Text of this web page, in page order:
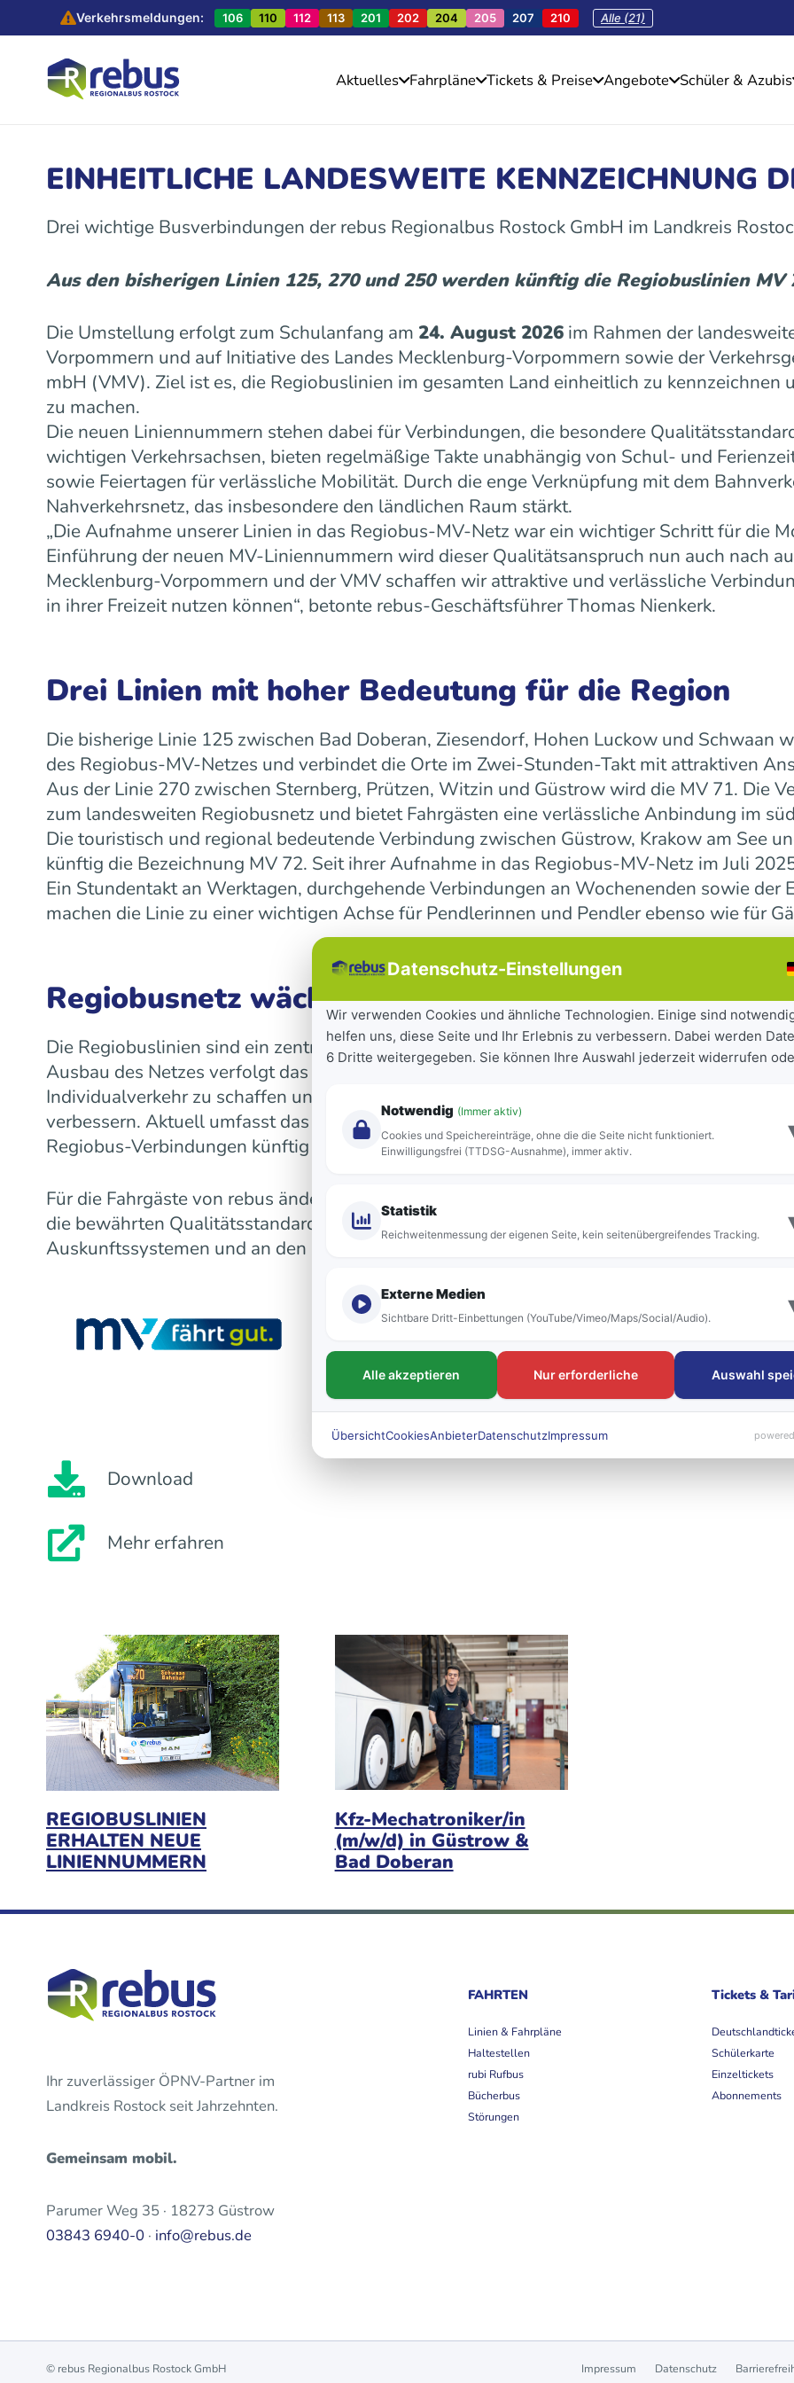
Verkehrsmeldungen: 106 110 112 113 201 202 204 205 207 210 Alle (21)
Aktuelles Fahrpläne Tickets & Preise Angebote Schüler & Azubis
EINHEITLICHE LANDESWEITE KENNZEICHNUNG
Drei wichtige Busverbindungen der rebus Regionalbus Rostock GmbH im Landkreis
Aus den bisherigen Linien 125, 270 und 250 werden künftig die Regiobuslinien MV
Die Umstellung erfolgt zum Schulanfang am 24. August 2026 im Rahmen der
Vorpommern und auf Initiative des Landes Mecklenburg-Vorpommern sowie der
mbH (VMV). Ziel ist es, die Regiobuslinien im gesamten Land einheitlich zu kennzeichnen
zu machen.
Die neuen Liniennummern stehen dabei für Verbindungen, die besondere
wichtigen Verkehrsachsen, bieten regelmäßige Takte unabhängig von Schul- und
sowie Feiertagen für verlässliche Mobilität. Durch die enge Verknüpfung mit dem
Nahverkehrsnetz, das insbesondere den ländlichen Raum stärkt.
„Die Aufnahme unserer Linien in das Regiobus-MV-Netz war ein wichtiger Schritt für die
Einführung der neuen MV-Liniennummern wird dieser Qualitätsanspruch nun auch nach
Mecklenburg-Vorpommern und der VMV schaffen wir attraktive und verlässliche
in ihrer Freizeit nutzen können“, betonte rebus-Geschäftsführer Thomas Nienkerk.
Drei Linien mit hoher Bedeutung für die Region
Die bisherige Linie 125 zwischen Bad Doberan, Ziesendorf, Hohen Luckow und Schwaan
des Regiobus-MV-Netzes und verbindet die Orte im Zwei-Stunden-Takt mit attraktiven
Aus der Linie 270 zwischen Sternberg, Prützen, Witzin und Güstrow wird die MV 71. Die
zum landesweiten Regiobusnetz und bietet Fahrgästen eine verlässliche Anbindung im
Die touristisch und regional bedeutende Verbindung zwischen Güstrow, Krakow am See
künftig die Bezeichnung MV 72. Seit ihrer Aufnahme in das Regiobus-MV-Netz im Juli
Ein Stundentakt an Werktagen, durchgehende Verbindungen an Wochenenden sowie der
machen die Linie zu einer wichtigen Achse für Pendlerinnen und Pendler ebenso wie für
Regiobusnetz wächst landesweit weiter
Die Regiobuslinien sind ein zentraler Bestandteil der seit 2023 laufenden
Ausbau des Netzes verfolgt das Land das Ziel, Städte und Gemeinden besser
Individualverkehr zu schaffen und die Mobilität für Bürgerinnen und Bürger sowie
verbessern. Aktuell umfasst das landesweite Netz 16 Regiobuslinien. Die neuen MV-
Regiobus-Verbindungen künftig auf einen Blick zu erkennen.
Für die Fahrgäste von rebus ändert sich mit der Umstellung vor allem die Bezeichnung
die bewährten Qualitätsstandards bleiben bestehen. Die neuen Liniennummern werden
Auskunftssystemen und an den Fahrzeugen sichtbar sein.
Download
Mehr erfahren
REGIOBUSLINIEN
ERHALTEN NEUE
LINIENNUMMERN
Kfz-Mechatroniker/in
(m/w/d) in Güstrow &
Bad Doberan
Ihr zuverlässiger ÖPNV-Partner im
Landkreis Rostock seit Jahrzehnten.
Gemeinsam mobil.
Parumer Weg 35 · 18273 Güstrow
03843 6940-0 · info@rebus.de
FAHRTEN
Linien & Fahrpläne
Haltestellen
rubi Rufbus
Bücherbus
Störungen
Tickets &
Schülerkarte
Einzeltickets
Abonnements
© rebus Regionalbus Rostock GmbH Impressum Datenschutz
Datenschutz-Einstellungen
Wir verwenden Cookies und ähnliche Technologien. Einige sind
helfen uns, diese Seite und Ihr Erlebnis zu verbessern. Dabei werden
6 Dritte weitergegeben. Sie können Ihre Auswahl jederzeit widerrufen
Notwendig (Immer aktiv)
Cookies und Speichereinträge, ohne die die Seite nicht funktioniert.
Einwilligungsfrei (TTDSG-Ausnahme), immer aktiv.
Statistik
Reichweitenmessung der eigenen Seite, kein seitenübergreifendes Tracking.
Externe Medien
Sichtbare Dritt-Einbettungen (YouTube/Vimeo/Maps/Social/Audio).
Alle akzeptieren Nur erforderliche Auswahl
ÜbersichtCookiesAnbieterDatenschutzImpressum